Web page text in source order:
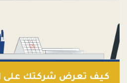
كيف تعرض شركتك على